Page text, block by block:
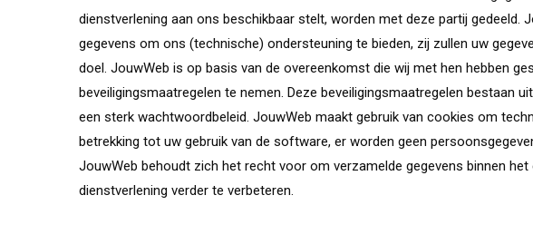
dienstverlening aan ons beschikbaar stelt, worden met deze partij gedeeld.
gegevens om ons (technische) ondersteuning te bieden, zij zullen uw
doel. JouwWeb is op basis van de overeenkomst die wij met hen hebben
beveiligingsmaatregelen te nemen. Deze beveiligingsmaatregelen bestaan
een sterk wachtwoordbeleid. JouwWeb maakt gebruik van cookies om
betrekking tot uw gebruik van de software, er worden geen
JouwWeb behoudt zich het recht voor om verzamelde gegevens binnen
dienstverlening verder te verbeteren.